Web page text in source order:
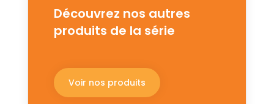
Découvrez nos autres
produits de la série
Voir nos produits